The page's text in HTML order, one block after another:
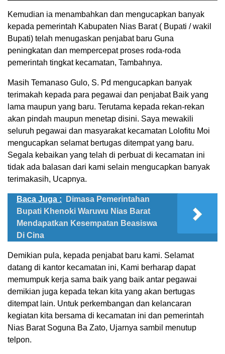
Kemudian ia menambahkan dan mengucapkan banyak
kepada pemerintah Kabupaten Nias Barat ( Bupati / wakil
Bupati) telah menugaskan penjabat baru Guna
peningkatan dan mempercepat proses roda-roda
pemerintah tingkat kecamatan, Tambahnya.
Masih Temanaso Gulo, S. Pd mengucapkan banyak
terimakah kepada para pegawai dan penjabat Baik yang
lama maupun yang baru. Terutama kepada rekan-rekan
akan pindah maupun menetap disini. Saya mewakili
seluruh pegawai dan masyarakat kecamatan Lolofitu Moi
mengucapkan selamat bertugas ditempat yang baru.
Segala kebaikan yang telah di perbuat di kecamatan ini
tidak ada balasan dari kami selain mengucapkan banyak
terimakasih, Ucapnya.
Baca Juga :
Dimasa Pemerintahan
Bupati Khenoki Waruwu Nias Barat
Mendapatkan Kesempatan Beasiswa
Di Cina
Demikian pula, kepada penjabat baru kami. Selamat
datang di kantor kecamatan ini, Kami berharap dapat
memumpuk kerja sama baik yang baik antar pegawai
demikian juga kepada tekan kita yang akan bertugas
ditempat lain. Untuk perkembangan dan kelancaran
kegiatan kita bersama di kecamatan ini dan pemerintah
Nias Barat Soguna Ba Zato, Ujarnya sambil menutup
telpon.